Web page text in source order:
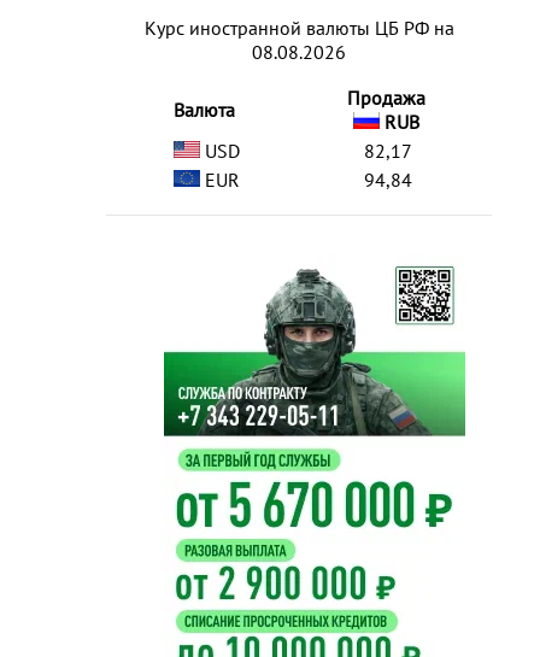
Курс иностранной валюты ЦБ РФ на
08.08.2026
Валюта
Продажа
RUB
USD
82,17
EUR
94,84